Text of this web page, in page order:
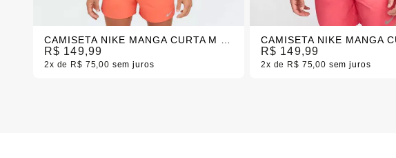
R$ 149,99
2x R$ 75,00 sem juros
R$ 149,99
2x R$ 75,00 sem juros